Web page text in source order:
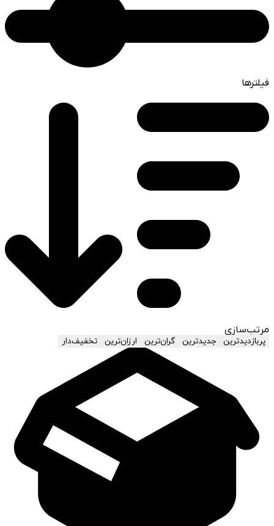
فیلترها
مرتب‌سازی
پربازدیدترین جدیدترین گران‌ترین ارزان‌ترین تخفیف‌دار